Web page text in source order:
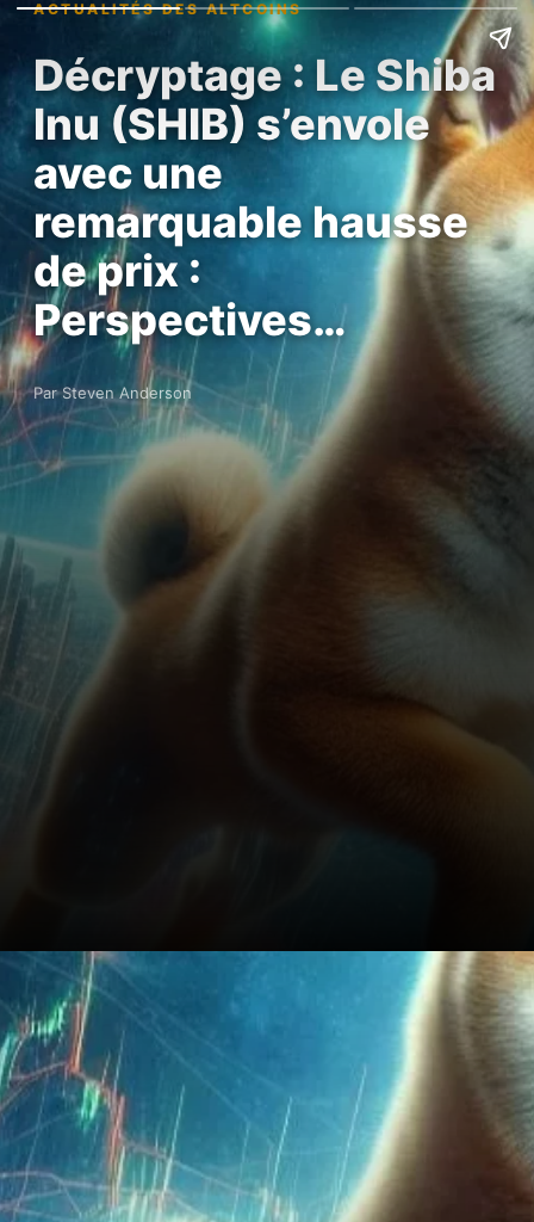
ACTUALITÉS DES ALTCOINS
Décryptage : Le Shiba
Inu (SHIB) s’envole
avec une
remarquable hausse
de prix :
Perspectives…
Par Steven Anderson